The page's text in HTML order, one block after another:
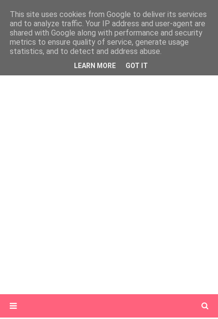
This site uses cookies from Google to deliver its services
and to analyze traffic. Your IP address and user-agent are
shared with Google along with performance and security
metrics to ensure quality of service, generate usage
statistics, and to detect and address abuse.
LEARN MORE GOT IT